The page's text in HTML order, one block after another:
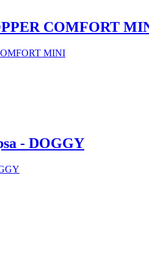
COMFORT
- DOGGY